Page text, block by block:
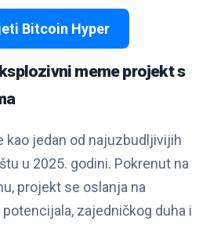
Bitcoin Hyper
meme projekt s
kao jedan od najuzbudljivijih
u 2025. godini. Pokrenut na
projekt se oslanja na
zajedničkog duha i